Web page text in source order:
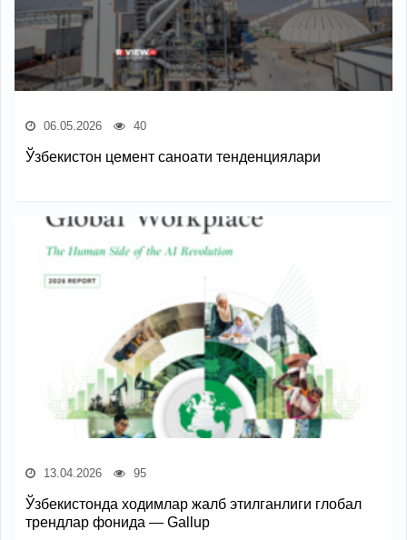
06.05.2026 40
Ўзбекистон цемент саноати тенденциялари
13.04.2026 95
Ўзбекистонда ходимлар жалб этилганлиги глобал
трендлар фонида — Gallup